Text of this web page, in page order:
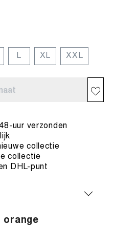
L XL XXL
uur verzonden
collectie
collectie
DHL-punt
orange